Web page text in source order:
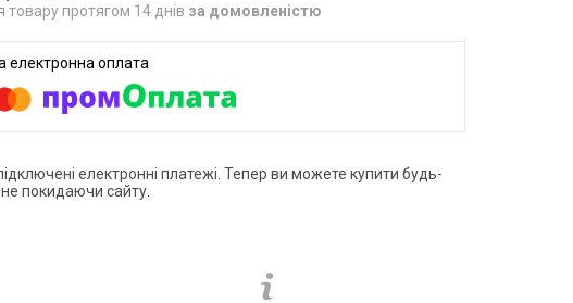
товару протягом 14 днів за домовленістю
електронні платежі. Тепер ви можете купити будь-
покидаючи сайту.